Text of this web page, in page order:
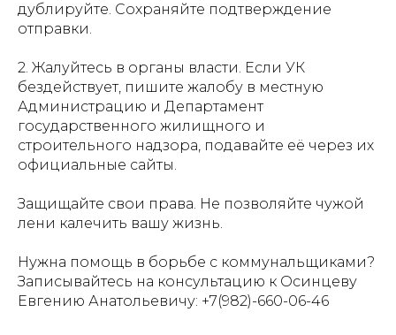
дублируйте. Сохраняйте подтверждение
отправки.
2. Жалуйтесь в органы власти. Если УК
бездействует, пишите жалобу в местную
Администрацию и Департамент
государственного жилищного и
строительного надзора, подавайте её через их
официальные сайты.
Защищайте свои права. Не позволяйте чужой
лени калечить вашу жизнь.
Нужна помощь в борьбе с коммунальщиками?
Записывайтесь на консультацию к Осинцеву
Евгению Анатольевичу: +7(982)-660-06-46